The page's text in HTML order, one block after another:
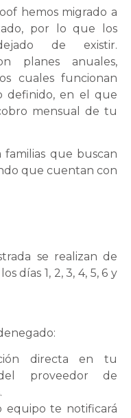
hemos migrado a
por lo que los
de existir.
planes anuales,
cuales funcionan
definido, en el que
mensual de tu
familias que buscan
que cuentan con
se realizan de
días 1, 2, 3, 4, 5, 6 y
directa en tu
proveedor de
equipo te notificará